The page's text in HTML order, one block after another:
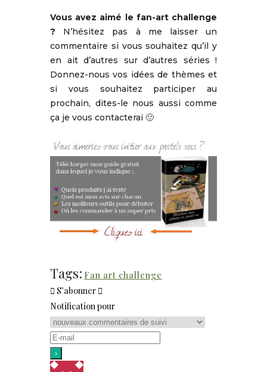
Vous avez aimé le fan-art challenge
? N’hésitez pas à me laisser un
commentaire si vous souhaitez qu’il y
en ait d’autres sur d’autres séries !
Donnez-nous vos idées de thèmes et
si vous souhaitez participer au
prochain, dites-le nous aussi comme
ça je vous contacterai 🙂
Tags: Fan art challenge
S’abonner
Notification pour